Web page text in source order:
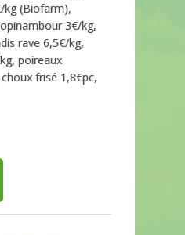
kg (Biofarm),
3€/kg,
rave 6,5€/kg,
poireaux
frisé 1,8€pc,